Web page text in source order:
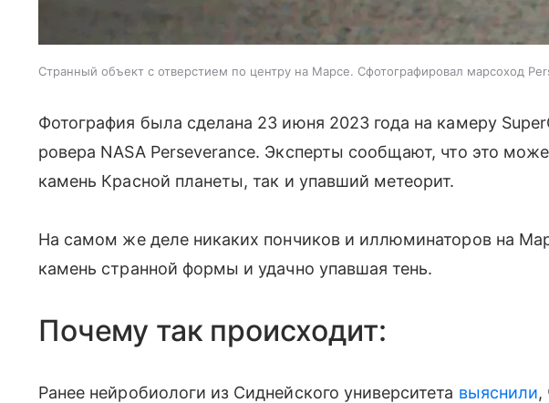
Странный объект с отверстием по центру на Марсе. Сфотографировал марсоход
Фотография была сделана 23 июня 2023 года на камеру
ровера NASA Perseverance. Эксперты сообщают, что это
камень Красной планеты, так и упавший метеорит.
На самом же деле никаких пончиков и иллюминаторов на
камень странной формы и удачно упавшая тень.
Почему так происходит:
Ранее нейробиологи из Сиднейского университета выяснили,